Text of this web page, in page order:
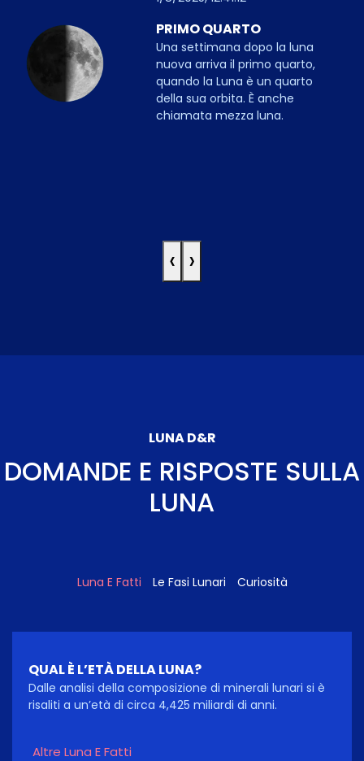
PRIMO QUARTO
Una settimana dopo la luna
nuova arriva il primo quarto,
quando la Luna è un quarto
della sua orbita. È anche
chiamata mezza luna.
‹ ›
LUNA D&R
DOMANDE E RISPOSTE SULLA
LUNA
Luna E Fatti Le Fasi Lunari Curiosità
QUAL È L’ETÀ DELLA LUNA?
Dalle analisi della composizione di minerali lunari si è
risaliti a un’età di circa 4,425 miliardi di anni.
Altre Luna E Fatti